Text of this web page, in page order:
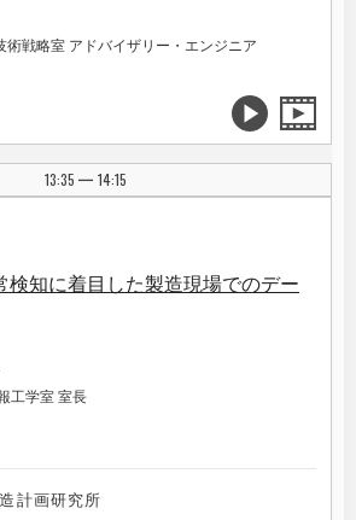
術戦略室 アドバイザリー・エンジニア
13:35 | 14:15
検知に着目した製造現場でのデー
工学室 室長
計画研究所